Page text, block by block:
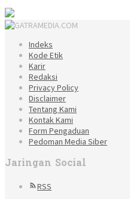
Indeks
Kode Etik
Karir
Redaksi
Privacy Policy
Disclaimer
Tentang Kami
Kontak Kami
Form Pengaduan
Pedoman Media Siber
Jaringan Social
RSS